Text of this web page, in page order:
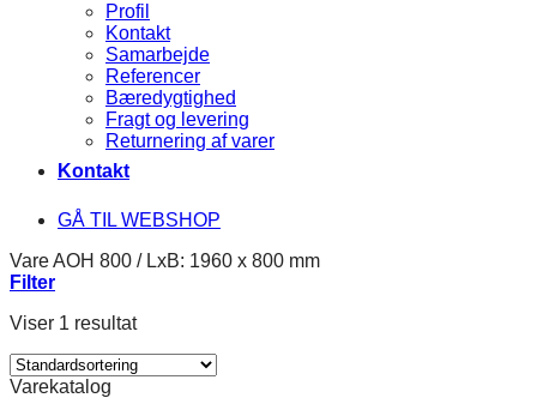
Profil
Kontakt
Samarbejde
Referencer
Bæredygtighed
Fragt og levering
Returnering af varer
Kontakt
GÅ TIL WEBSHOP
Vare AOH 800 /LxB: 1960 x 800 mm
Filter
Viser 1 resultat
Varekatalog